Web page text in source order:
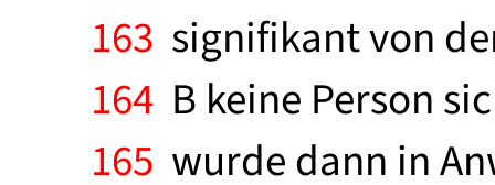
163 signifikant von
164 B keine Person
165 wurde dann in